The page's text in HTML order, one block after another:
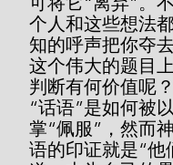
个人和这些想法
知的呼声把你夺
这个伟大的题目
判断有何价值呢
“话语”是如何被
掌“佩服”，然而
语的印证就是“他